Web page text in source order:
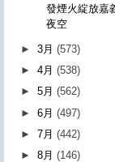
發煙火綻放嘉
夜空
►3月(573)
►4月(538)
►5月(562)
►6月(497)
►7月(442)
►8月(146)